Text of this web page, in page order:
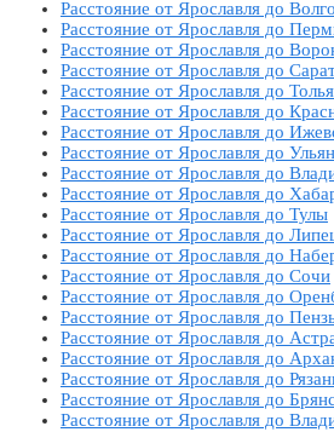
Расстояние от Ярославля до
Расстояние от Ярославля до
Расстояние от Ярославля до
Расстояние от Ярославля до
Расстояние от Ярославля до
Расстояние от Ярославля до
Расстояние от Ярославля до
Расстояние от Ярославля до
Расстояние от Ярославля до
Расстояние от Ярославля до
Расстояние от Ярославля до Тулы
Расстояние от Ярославля до
Расстояние от Ярославля до
Расстояние от Ярославля до Сочи
Расстояние от Ярославля до
Расстояние от Ярославля до
Расстояние от Ярославля до
Расстояние от Ярославля до
Расстояние от Ярославля до
Расстояние от Ярославля до
Расстояние от Ярославля до